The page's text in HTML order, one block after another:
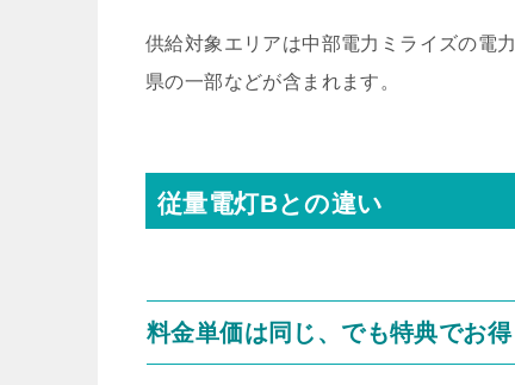
供給対象エリアは中部電力ミライズの電
県の一部などが含まれます。
従量電灯Bとの違い
料金単価は同じ、でも特典でお得